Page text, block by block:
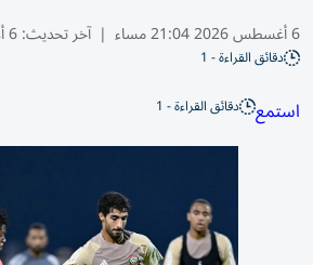
6 أغسطس 2026 21:04 مساء | آخر تحديث:6 أغسطس 21:08 2026
دقائق القراءة - 1
استمع دقائق القراءة - 1